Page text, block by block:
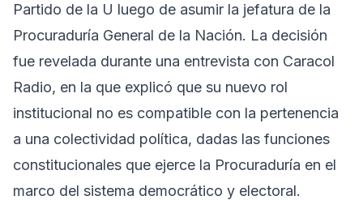
Partido de la U luego de asumir la jefatura de la
Procuraduría General de la Nación. La decisión
fue revelada durante una entrevista con Caracol
Radio, en la que explicó que su nuevo rol
institucional no es compatible con la pertenencia
a una colectividad política, dadas las funciones
constitucionales que ejerce la Procuraduría en el
marco del sistema democrático y electoral.